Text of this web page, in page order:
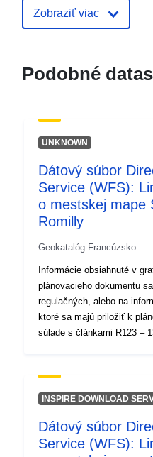
Identifikátory:
Typ:
Zobraziť viac
Podobné
UNKNOWN
Dátový súbor
Service (WFS):
o mestskej mape
Romilly
Geokatalóg Francúzsko
Informácie obsiahnuté v
plánovacieho dokumentu
regulačných, alebo na informačné
ktoré sa majú priložiť k
súlade s článkami R123 –
sa majú priložiť k
článkami R123 – 13 a
informačné účely.
INSPIRE DOWNLOAD
Dátový súbor
Service (WFS):